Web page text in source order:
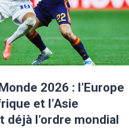
2026 : l’Europe
et l’Asie
déjà l’ordre mondial